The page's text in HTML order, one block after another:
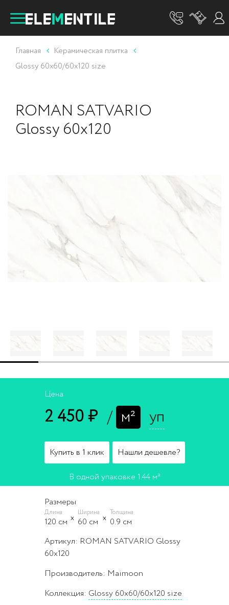
Главная
Керамическая плитка
Glossy 60x60/60x120 size
ROMAN SATVARIO
Glossy 60x120
Цена
2 450 ₽ / м² уп
Купить в 1 клик Нашли дешевле?
В одной упаковке 1.44 м²
Размеры
Длина
120 cм
Ширина
60 cм
Толщина
0.9 cм
Артикул: ROMAN SATVARIO Glossy
60x120
Производитель: Maimoon
Коллекция: Glossy 60x60/60x120 size